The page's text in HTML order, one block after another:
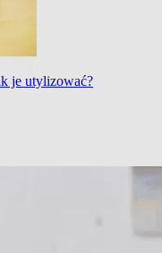
je utylizować?